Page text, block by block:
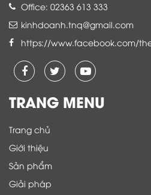
Office: 02363 613 333
kinhdoanh.tnq@gmail.com
https://www.facebook.com/
TRANG MENU
Trang chủ
Giới thiệu
Sản phẩm
Giải pháp